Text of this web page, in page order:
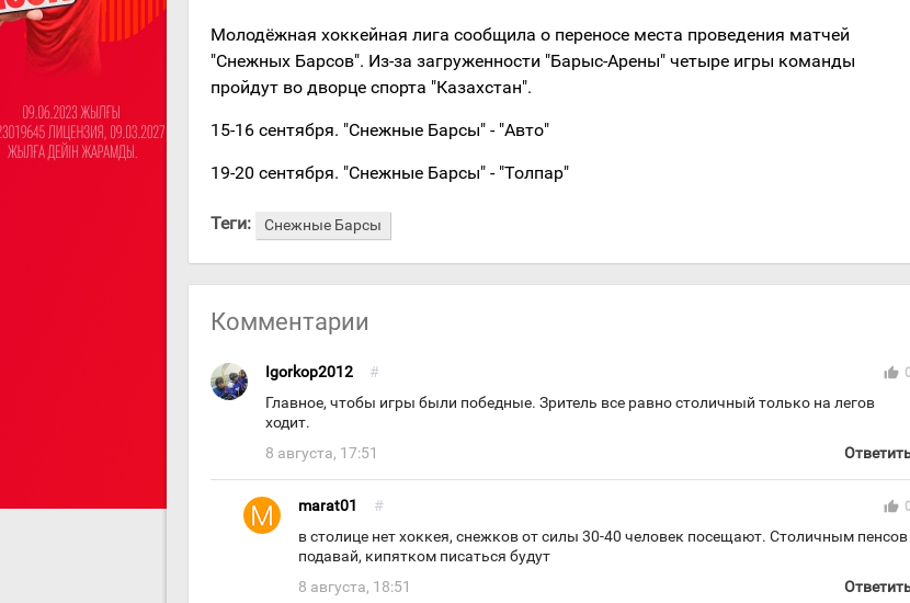
Молодёжная хоккейная лига сообщила о переносе места проведения матчей
"Снежных Барсов". Из-за загруженности "Барыс-Арены" четыре игры команды
пройдут во дворце спорта "Казахстан".
15-16 сентября. "Снежные Барсы" - "Авто"
19-20 сентября. "Снежные Барсы" - "Толпар"
Теги: Снежные Барсы
Комментарии
Igorkop2012 # thumb_up
Главное, чтобы игры были победные. Зритель все равно столичный только на легов
ходит.
8 августа, 17:51
marat01 # thumb_up
в столице нет хоккея, снежков от силы 30-40 человек посещают. Столичным пенсов
подавай, кипятком писаться будут
8 августа, 18:51